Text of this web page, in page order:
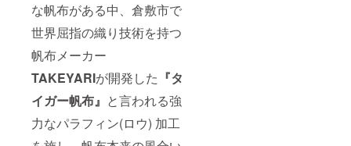
な帆布がある中、倉敷市で
世界屈指の織り技術を持つ
帆布メーカー
TAKEYARIが開発した 『タ
イガー帆布』 と言われる強
力なパラフィン(ロウ) 加工